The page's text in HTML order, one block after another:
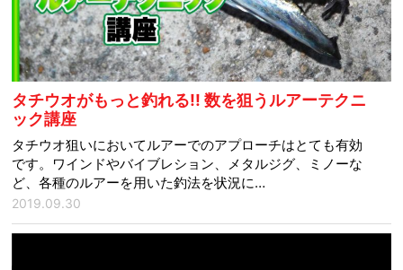
タチウオがもっと釣れる!! 数を狙うルアーテクニ
ック講座
タチウオ狙いにおいてルアーでのアプローチはとても有効
です。ワインドやバイブレション、メタルジグ、ミノーな
ど、各種のルアーを用いた釣法を状況に…
2019.09.30